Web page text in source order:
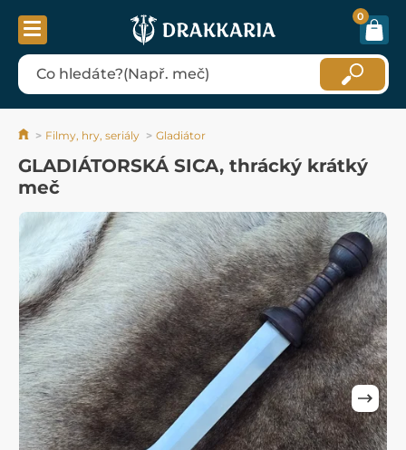
0
Filmy, hry, seriály Gladiátor
GLADIÁTORSKÁ SICA, thrácký krátký
meč